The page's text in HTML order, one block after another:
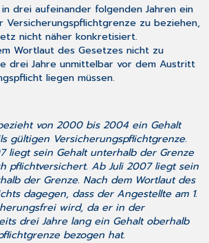
drei aufeinander folgenden Jahren ein
Versicherungspflichtgrenze zu beziehen,
nicht näher konkretisiert.
Wortlaut des Gesetzes nicht zu
drei Jahre unmittelbar vor dem Austritt
liegen müssen.
von 2000 bis 2004 ein Gehalt
gültigen Versicherungspflichtgrenze.
liegt sein Gehalt unterhalb der Grenze
pflichtversichert. Ab Juli 2007 liegt sein
der Grenze. Nach dem Wortlaut des
dagegen, dass der Angestellte am 1.
wird, da er in der
drei Jahre lang ein Gehalt oberhalb
bezogen hat.